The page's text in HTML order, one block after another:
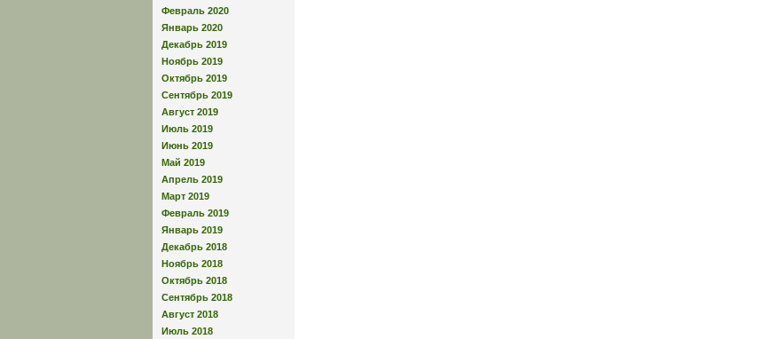
Февраль 2020
Январь 2020
Декабрь 2019
Ноябрь 2019
Октябрь 2019
Сентябрь 2019
Август 2019
Июль 2019
Июнь 2019
Май 2019
Апрель 2019
Март 2019
Февраль 2019
Январь 2019
Декабрь 2018
Ноябрь 2018
Октябрь 2018
Сентябрь 2018
Август 2018
Июль 2018